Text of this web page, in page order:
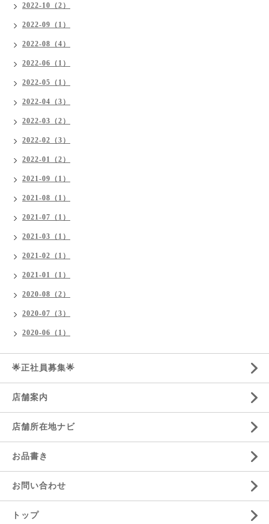
2022-10（2）
2022-09（1）
2022-08（4）
2022-06（1）
2022-05（1）
2022-04（3）
2022-03（2）
2022-02（3）
2022-01（2）
2021-09（1）
2021-08（1）
2021-07（1）
2021-03（1）
2021-02（1）
2021-01（1）
2020-08（2）
2020-07（3）
2020-06（1）
🌟正社員募集🌟
店舗案内
店舗所在地ナビ
お品書き
お問い合わせ
トップ